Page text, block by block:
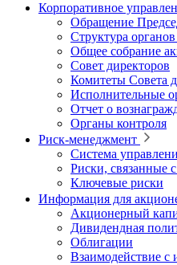
Корпоративное
Обращение
Структура
Общее собрание
Совет директоров
Комитеты Совета
Исполнительные
Отчет о
Органы контроля
Риск-менеджмент
Система
Риски, связанные
Ключевые риски
Информация для
Акционерный
Дивидендная
Облигации
Взаимодействие с